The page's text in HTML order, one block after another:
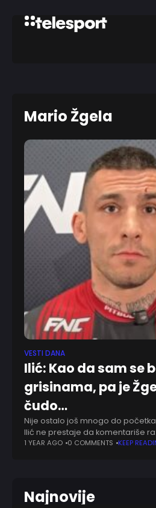
Mario Žgela
VESTI DANA
Ilić: Kao da sam se
grisinama, pa je
čudo…
Nije ostalo još mnogo do
Ilić ne prestaje da komentariše
društvenim mrežama. Zajedno sa
1 YEAR AGO 0 COMMENTS KEEP
Najnovije